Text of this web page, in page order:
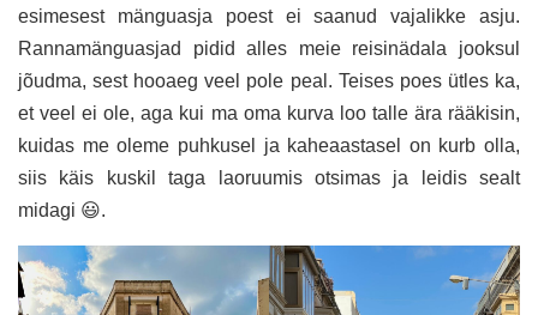
esimesest mänguasja poest ei saanud vajalikke asju.
Rannamänguasjad pidid alles meie reisinädala jooksul
jõudma, sest hooaeg veel pole peal. Teises poes ütles ka,
et veel ei ole, aga kui ma oma kurva loo talle ära rääkisin,
kuidas me oleme puhkusel ja kaheaastasel on kurb olla,
siis käis kuskil taga laoruumis otsimas ja leidis sealt
midagi 😃.